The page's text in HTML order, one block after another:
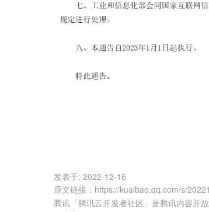
发表于: 2022-12-16
原文链接 ： https://kuaibao.qq.com/s/
腾讯「腾讯云开发者社区」是腾讯内容开